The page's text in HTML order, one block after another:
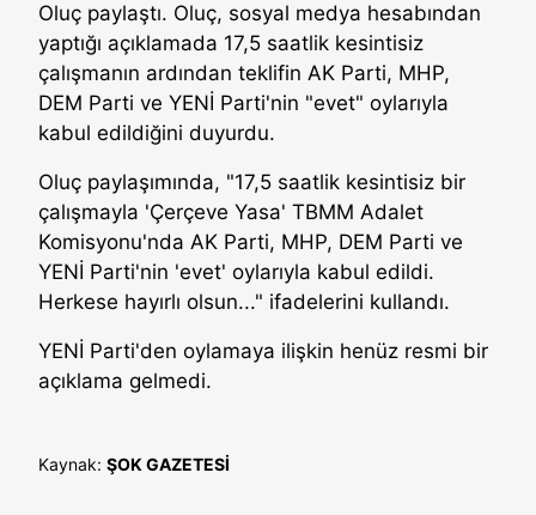
Oluç paylaştı. Oluç, sosyal medya hesabından
yaptığı açıklamada 17,5 saatlik kesintisiz
çalışmanın ardından teklifin AK Parti, MHP,
DEM Parti ve YENİ Parti'nin "evet" oylarıyla
kabul edildiğini duyurdu.
Oluç paylaşımında, "17,5 saatlik kesintisiz bir
çalışmayla 'Çerçeve Yasa' TBMM Adalet
Komisyonu'nda AK Parti, MHP, DEM Parti ve
YENİ Parti'nin 'evet' oylarıyla kabul edildi.
Herkese hayırlı olsun..." ifadelerini kullandı.
YENİ Parti'den oylamaya ilişkin henüz resmi bir
açıklama gelmedi.
Kaynak: ŞOK GAZETESİ